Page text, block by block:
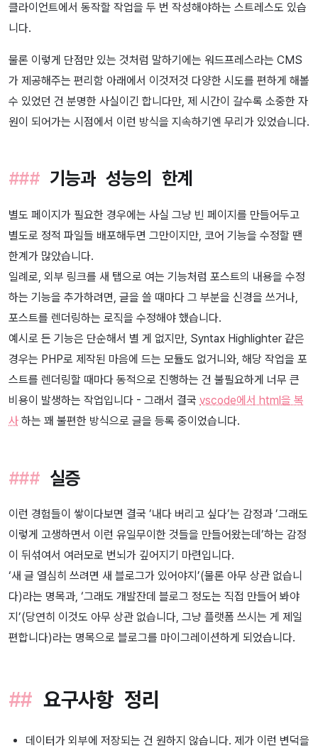
클라이언트에서 동작할 작업을 두 번 작성해야하는 스트레스도 있습
니다.
물론 이렇게 단점만 있는 것처럼 말하기에는 워드프레스라는 CMS
가 제공해주는 편리함 아래에서 이것저것 다양한 시도를 편하게 해볼
수 있었던 건 분명한 사실이긴 합니다만, 제 시간이 갈수록 소중한 자
원이 되어가는 시점에서 이런 방식을 지속하기엔 무리가 있었습니다.
기능과 성능의 한계
별도 페이지가 필요한 경우에는 사실 그냥 빈 페이지를 만들어두고
별도로 정적 파일들 배포해두면 그만이지만, 코어 기능을 수정할 땐
한계가 많았습니다.
일례로, 외부 링크를 새 탭으로 여는 기능처럼 포스트의 내용을 수정
하는 기능을 추가하려면, 글을 쓸 때마다 그 부분을 신경을 쓰거나,
포스트를 렌더링하는 로직을 수정해야 했습니다.
예시로 든 기능은 단순해서 별 게 없지만, Syntax Highlighter 같은
경우는 PHP로 제작된 마음에 드는 모듈도 없거니와, 해당 작업을 포
스트를 렌더링할 때마다 동적으로 진행하는 건 불필요하게 너무 큰
비용이 발생하는 작업입니다 - 그래서 결국 vscode에서 html을 복
사 하는 꽤 불편한 방식으로 글을 등록 중이었습니다.
실증
이런 경험들이 쌓이다보면 결국 ’내다 버리고 싶다’는 감정과 ’그래도
이렇게 고생하면서 이런 유일무이한 것들을 만들어왔는데’하는 감정
이 뒤섞여서 여러모로 번뇌가 깊어지기 마련입니다.
‘새 글 열심히 쓰려면 새 블로그가 있어야지’(물론 아무 상관 없습니
다)라는 명목과, ‘그래도 개발잔데 블로그 정도는 직접 만들어 봐야
지’(당연히 이것도 아무 상관 없습니다, 그냥 플랫폼 쓰시는 게 제일
편합니다)라는 명목으로 블로그를 마이그레이션하게 되었습니다.
요구사항 정리
데이터가 외부에 저장되는 건 원하지 않습니다. 제가 이런 변덕을